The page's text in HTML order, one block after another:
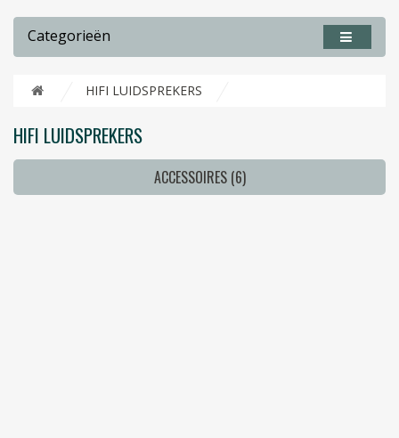
Categorieën
HIFI LUIDSPREKERS
HIFI LUIDSPREKERS
ACCESSOIRES (6)